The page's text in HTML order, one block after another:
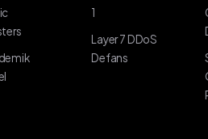
1
Layer 7 DDoS
Defans